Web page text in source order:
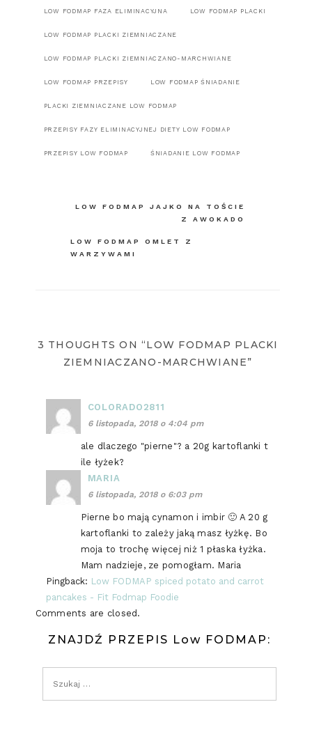
LOW FODMAP FAZA ELIMINACYJNA LOW FODMAP PLACKI
LOW FODMAP PLACKI ZIEMNIACZANE
LOW FODMAP PLACKI ZIEMNIACZANO-MARCHWIANE
LOW FODMAP PRZEPISY LOW FODMAP ŚNIADANIE
PLACKI ZIEMNIACZANE LOW FODMAP
PRZEPISY FAZY ELIMINACYJNEJ DIETY LOW FODMAP
PRZEPISY LOW FODMAP ŚNIADANIE LOW FODMAP
NawigacjaLOW FODMAP JAJKO NA TOŚCIE
Z AWOKADO
LOW FODMAP OMLET Z
WARZYWAMI
3 THOUGHTS ON “LOW FODMAP PLACKI
ZIEMNIACZANO-MARCHWIANE”
COLORADO2811
6 listopada, 2018 o 4:04 pm
ale dlaczego "pierne"? a 20g kartoflanki t
ile łyżek?
MARIA
6 listopada, 2018 o 6:03 pm
Pierne bo mają cynamon i imbir 🙂 A 20 g
kartoflanki to zależy jaką masz łyżkę. Bo
moja to trochę więcej niż 1 płaska łyżka.
Mam nadzieje, ze pomogłam. Maria
Pingback: Low FODMAP spiced potato and carrot
pancakes - Fit Fodmap Foodie
Comments are closed.
ZNAJDŹ PRZEPIS Low FODMAP: